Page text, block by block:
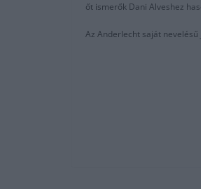
őt ismerők Dani Alveshez
Az Anderlecht saját nevelésű